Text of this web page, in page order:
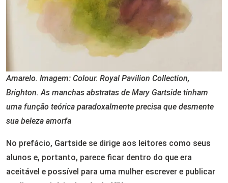
Amarelo. Imagem: Colour. Royal Pavilion Collection,
Brighton. As manchas abstratas de Mary Gartside tinham
uma função teórica paradoxalmente precisa que desmente
sua beleza amorfa
No prefácio, Gartside se dirige aos leitores como seus
alunos e, portanto, parece ficar dentro do que era
aceitável e possível para uma mulher escrever e publicar